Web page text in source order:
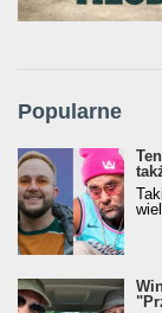
Popularne